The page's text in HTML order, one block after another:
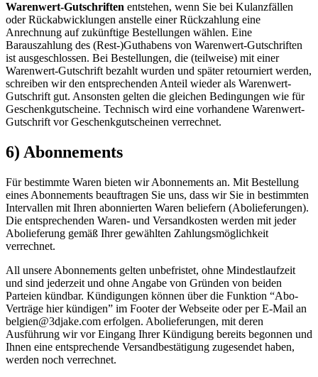
Warenwert-Gutschriften entstehen, wenn Sie bei Kulanzfällen
oder Rückabwicklungen anstelle einer Rückzahlung eine
Anrechnung auf zukünftige Bestellungen wählen. Eine
Barauszahlung des (Rest-)Guthabens von Warenwert-Gutschriften
ist ausgeschlossen. Bei Bestellungen, die (teilweise) mit einer
Warenwert-Gutschrift bezahlt wurden und später retourniert werden,
schreiben wir den entsprechenden Anteil wieder als Warenwert-
Gutschrift gut. Ansonsten gelten die gleichen Bedingungen wie für
Geschenkgutscheine. Technisch wird eine vorhandene Warenwert-
Gutschrift vor Geschenkgutscheinen verrechnet.
6) Abonnements
Für bestimmte Waren bieten wir Abonnements an. Mit Bestellung
eines Abonnements beauftragen Sie uns, dass wir Sie in bestimmten
Intervallen mit Ihren abonnierten Waren beliefern (Abolieferungen).
Die entsprechenden Waren- und Versandkosten werden mit jeder
Abolieferung gemäß Ihrer gewählten Zahlungsmöglichkeit
verrechnet.
All unsere Abonnements gelten unbefristet, ohne Mindestlaufzeit
und sind jederzeit und ohne Angabe von Gründen von beiden
Parteien kündbar. Kündigungen können über die Funktion “Abo-
Verträge hier kündigen” im Footer der Webseite oder per E-Mail an
belgien@3djake.com erfolgen. Abolieferungen, mit deren
Ausführung wir vor Eingang Ihrer Kündigung bereits begonnen und
Ihnen eine entsprechende Versandbestätigung zugesendet haben,
werden noch verrechnet.